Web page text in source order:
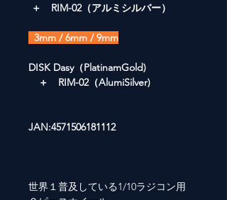
＋ RIM-02（アルミシルバー）
3mm / 6mm / 9mm
DISK Dasy（PlatinamGold)
＋ RIM-02（AlumiSilver)
JAN:4571506181112
世界１普及している1/10ラジコン用